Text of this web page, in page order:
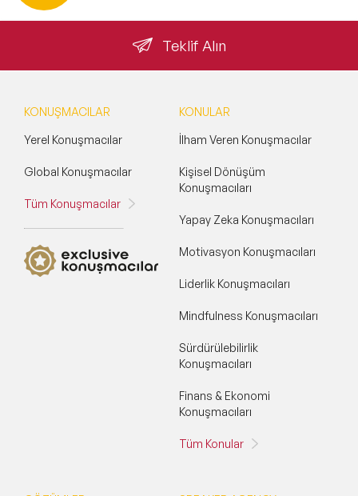
Teklif Alın
KONUŞMACILAR
Yerel Konuşmacılar
Global Konuşmacılar
Tüm Konuşmacılar
KONULAR
İlham Veren Konuşmacılar
Kişisel Dönüşüm
Konuşmacıları
Yapay Zeka Konuşmacıları
Motivasyon Konuşmacıları
Liderlik Konuşmacıları
Mindfulness Konuşmacıları
Sürdürülebilirlik
Konuşmacıları
Finans & Ekonomi
Konuşmacıları
Tüm Konular